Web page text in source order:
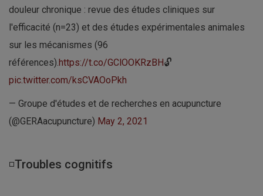
douleur chronique : revue des études cliniques sur
l'efficacité (n=23) et des études expérimentales animales
sur les mécanismes (96
références).https://t.co/GClOOKRzBH🔓
pic.twitter.com/ksCVAOoPkh
— Groupe d'études et de recherches en acupuncture
(@GERAacupuncture) May 2, 2021
◽Troubles cognitifs